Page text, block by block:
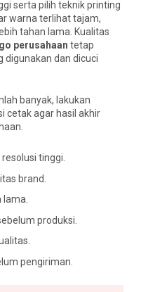
serta pilih teknik printing
warna terlihat tajam,
tahan lama. Kualitas
perusahaan tetap
dan dicuci
banyak, lakukan
cetak agar hasil akhir
tinggi.
brand.
lama.
produksi.
pengiriman.